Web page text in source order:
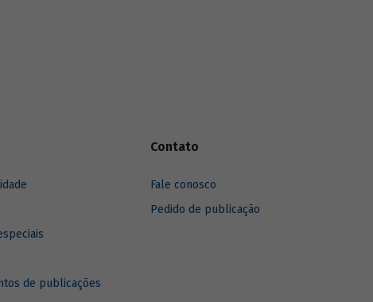
de publicações
Contato
Fale conosco
Pedido de publicação